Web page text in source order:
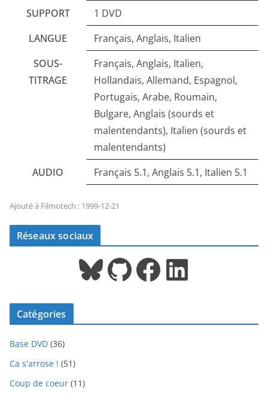
SUPPORT
1 DVD
LANGUE
Français, Anglais, Italien
SOUS-
TITRAGE
Français, Anglais, Italien,
Hollandais, Allemand, Espagnol,
Portugais, Arabe, Roumain,
Bulgare, Anglais (sourds et
malentendants), Italien (sourds et
malentendants)
AUDIO
Français 5.1, Anglais 5.1, Italien 5.1
Ajouté à Filmotech : 1999-12-21
Réseaux sociaux
Bluesky GitHub Facebook LinkedIn
Catégories
Base DVD (36)
Ca s'arrose ! (51)
Coup de coeur (11)